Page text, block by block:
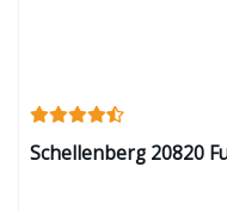
Schellenberg 20820